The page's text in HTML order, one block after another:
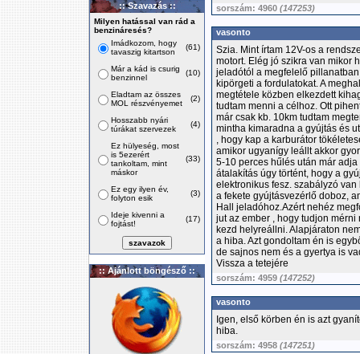
:: Szavazás ::
Milyen hatással van rád a
benzináresés?
Imádkozom, hogy
tavaszig kitartson
(61)
Már a kád is csurig
benzinnel
(10)
Eladtam az összes
MOL részvényemet
(2)
Hosszabb nyári
túrákat szervezek
(4)
Ez hülyeség, most
is 5ezerért
tankoltam, mint
máskor
(33)
Ez egy ilyen év,
folyton esik
(3)
Ideje kivenni a
fojtást!
(17)
:: Ajánlott böngésző ::
sorszám: 4960 (147253)
vasonto
Szia. Mint írtam 12V-os a
motort. Elég jó szikra van mikor
jeladótól a megfelelő
kipörgeti a fordulatokat. A
megtétele közben elkezdett
tudtam menni a célhoz. Ott
már csak kb. 10km tudtam
mintha kimaradna a gyújtás és
, hogy kap a karburátor
amikor ugyanígy leállt akkor
5-10 perces hűlés után már
átalakítás úgy történt, hogy a
elektronikus fesz. szabályzó
a fekete gyújtásvezérlő doboz,
Hall jeladóhoz.Azért nehéz
jut az ember , hogy tudjon
kezd helyreállni. Alapjáraton
a hiba. Azt gondoltam én is
de sajnos nem és a gyertya is
Vissza a tetejére
sorszám: 4959 (147252)
vasonto
Igen, első körben én is azt
hiba.
sorszám: 4958 (147251)